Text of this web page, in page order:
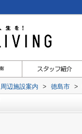
周辺施設案内 > 徳島市 >